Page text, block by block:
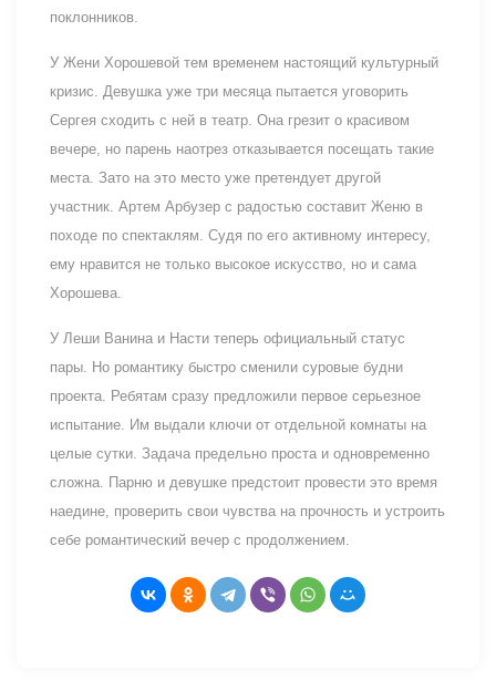
поклонников.
У Жени Хорошевой тем временем настоящий культурный
кризис. Девушка уже три месяца пытается уговорить
Сергея сходить с ней в театр. Она грезит о красивом
вечере, но парень наотрез отказывается посещать такие
места. Зато на это место уже претендует другой
участник. Артем Арбузер с радостью составит Женю в
походе по спектаклям. Судя по его активному интересу,
ему нравится не только высокое искусство, но и сама
Хорошева.
У Леши Ванина и Насти теперь официальный статус
пары. Но романтику быстро сменили суровые будни
проекта. Ребятам сразу предложили первое серьезное
испытание. Им выдали ключи от отдельной комнаты на
целые сутки. Задача предельно проста и одновременно
сложна. Парню и девушке предстоит провести это время
наедине, проверить свои чувства на прочность и устроить
себе романтический вечер с продолжением.